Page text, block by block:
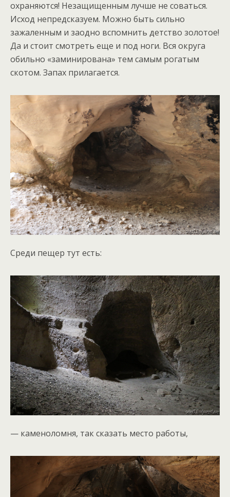
охраняются! Незащищенным лучше не соваться.
Исход непредсказуем. Можно быть сильно
зажаленным и заодно вспомнить детство золотое!
Да и стоит смотреть еще и под ноги. Вся округа
обильно «заминирована» тем самым рогатым
скотом. Запах прилагается.
Среди пещер тут есть:
— каменоломня, так сказать место работы,